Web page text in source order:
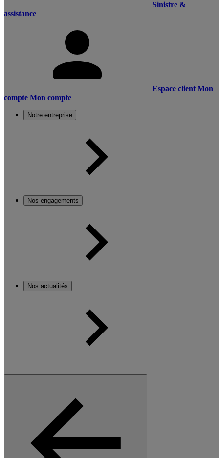
Sinistre &
assistance
Espace client Mon
compte Mon compte
Notre entreprise
Nos engagements
Nos actualités